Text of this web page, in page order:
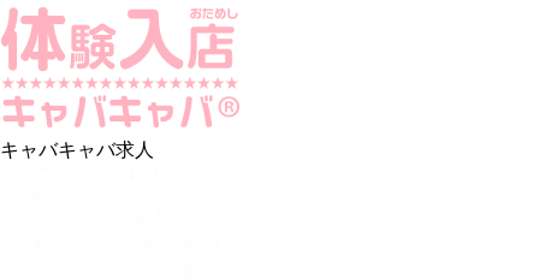
キャバキャバ求人